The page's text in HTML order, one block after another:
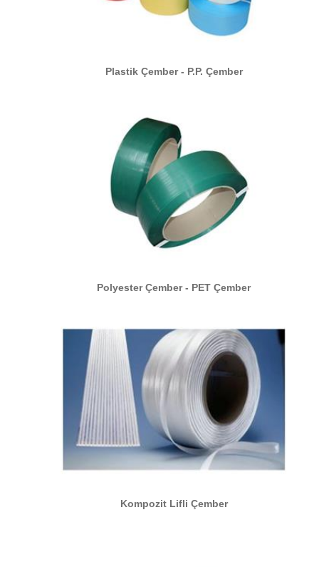
Plastik Çember - P.P. Çember
Polyester Çember - PET Çember
Kompozit Lifli Çember